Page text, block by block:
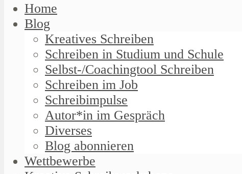
Home
Blog
Kreatives Schreiben
Schreiben in Studium und Schule
Selbst-/Coachingtool Schreiben
Schreiben im Job
Schreibimpulse
Autor*in im Gespräch
Diverses
Blog abonnieren
Wettbewerbe